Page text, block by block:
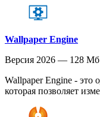
Wallpaper Engine
Версия 2026 — 128 Мб
Wallpaper Engine - это
которая позволяет